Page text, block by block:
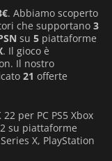
9.19€
. Abbiamo scoperto
che supportano 3
su 5 piattaforme
. Il gioco è
Il nostro
21 offerte
per PC PS5 Xbox
su piattaforme
X, PlayStation